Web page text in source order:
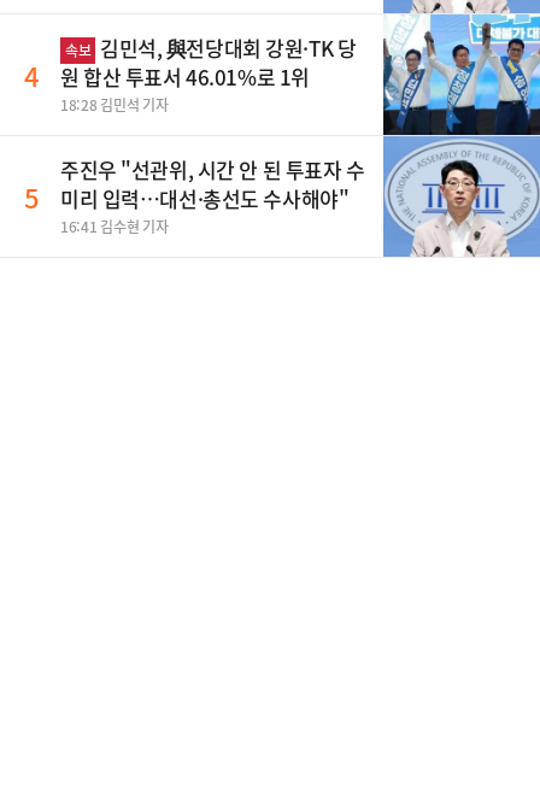
4
속보 김민석, 與전당대회 강원·TK 당
원 합산 투표서 46.01%로 1위
18:28 김민석 기자
5
주진우 "선관위, 시간 안 된 투표자 수
미리 입력…대선·총선도 수사해야"
16:41 김수현 기자